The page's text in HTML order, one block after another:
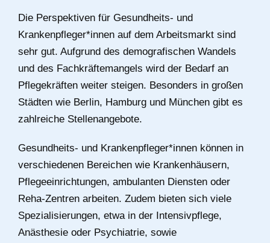
Die Perspektiven für Gesundheits- und
Krankenpfleger*innen auf dem Arbeitsmarkt sind
sehr gut. Aufgrund des demografischen Wandels
und des Fachkräftemangels wird der Bedarf an
Pflegekräften weiter steigen. Besonders in großen
Städten wie Berlin, Hamburg und München gibt es
zahlreiche Stellenangebote.
Gesundheits- und Krankenpfleger*innen können in
verschiedenen Bereichen wie Krankenhäusern,
Pflegeeinrichtungen, ambulanten Diensten oder
Reha-Zentren arbeiten. Zudem bieten sich viele
Spezialisierungen, etwa in der Intensivpflege,
Anästhesie oder Psychiatrie, sowie